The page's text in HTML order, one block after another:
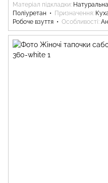
Матеріал підкладки
Поліуретан
Призначення
Робоче взуття
Особливості